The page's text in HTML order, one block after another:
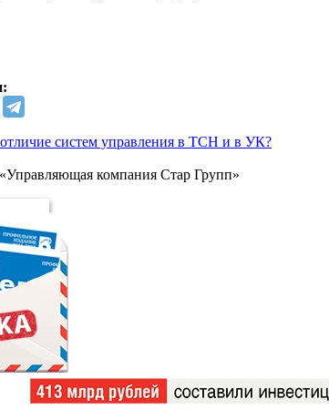
систем управления в ТСН и в УК?
компания Стар Групп»